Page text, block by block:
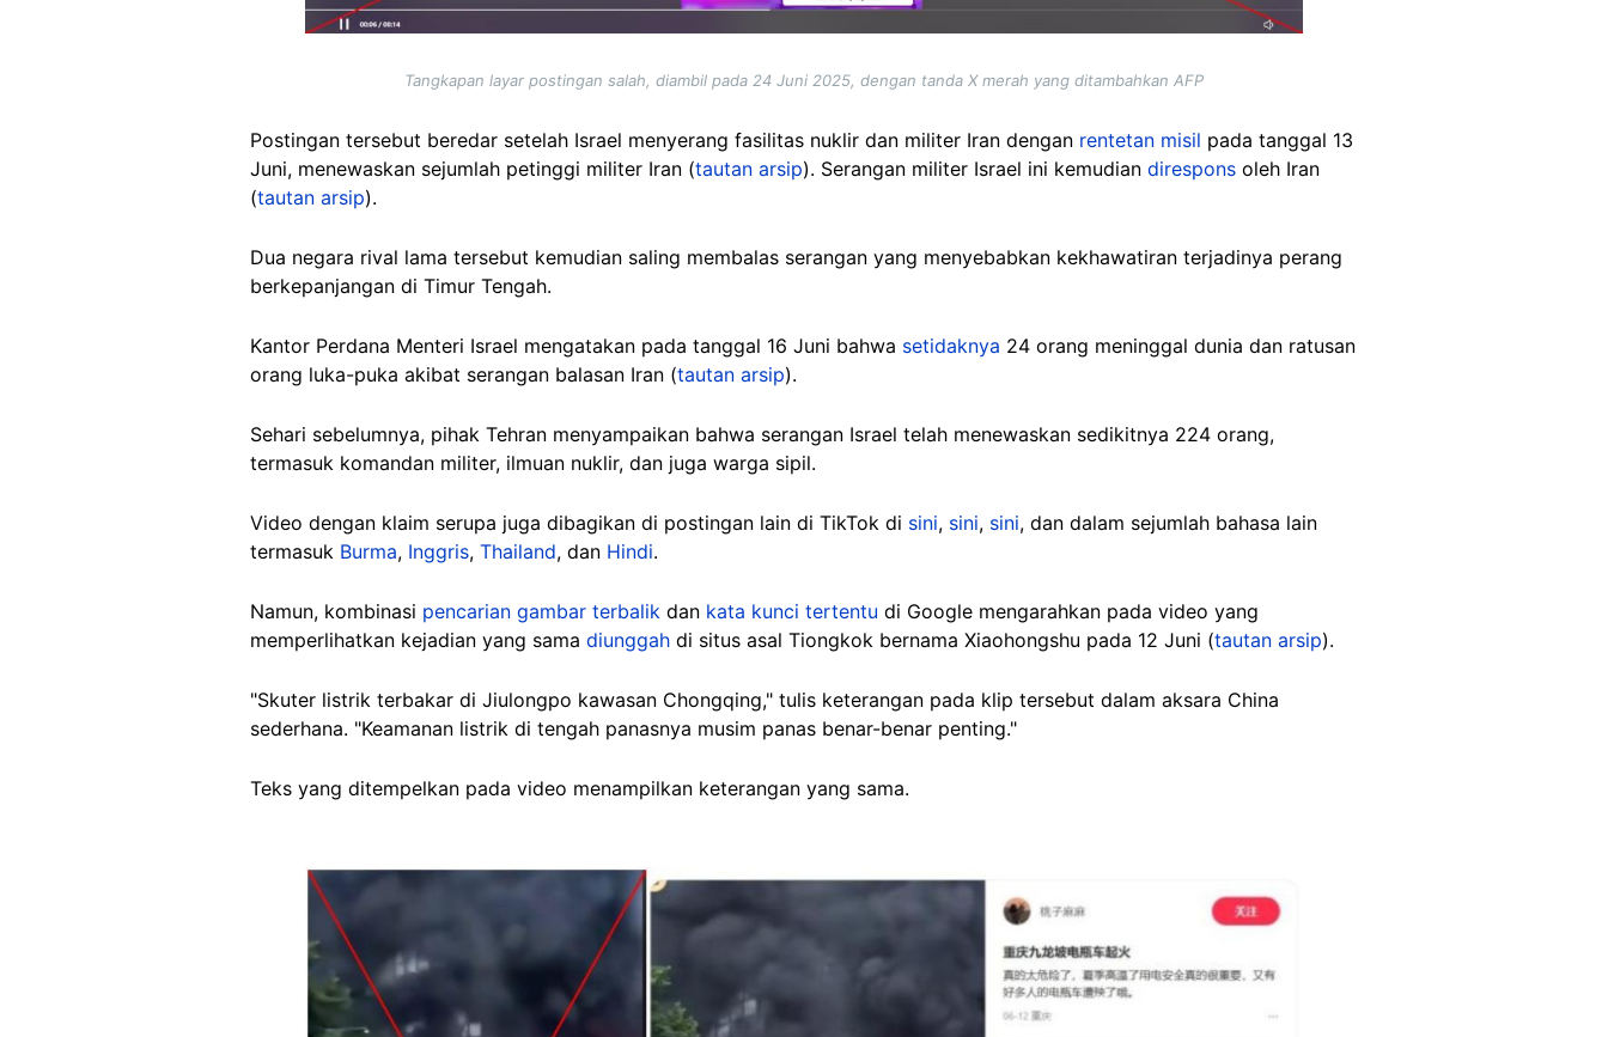
Tangkapan layar postingan salah, diambil pada 24 Juni 2025, dengan tanda X merah yang ditambahkan AFP
Postingan tersebut beredar setelah Israel menyerang fasilitas nuklir dan militer Iran dengan rentetan misil pada tanggal 13
Juni, menewaskan sejumlah petinggi militer Iran (tautan arsip). Serangan militer Israel ini kemudian direspons oleh Iran
(tautan arsip).
Dua negara rival lama tersebut kemudian saling membalas serangan yang menyebabkan kekhawatiran terjadinya perang
berkepanjangan di Timur Tengah.
Kantor Perdana Menteri Israel mengatakan pada tanggal 16 Juni bahwa setidaknya 24 orang meninggal dunia dan ratusan
orang luka-puka akibat serangan balasan Iran (tautan arsip).
Sehari sebelumnya, pihak Tehran menyampaikan bahwa serangan Israel telah menewaskan sedikitnya 224 orang,
termasuk komandan militer, ilmuan nuklir, dan juga warga sipil.
Video dengan klaim serupa juga dibagikan di postingan lain di TikTok di sini, sini, sini, dan dalam sejumlah bahasa lain
termasuk Burma, Inggris, Thailand, dan Hindi.
Namun, kombinasi pencarian gambar terbalik dan kata kunci tertentu di Google mengarahkan pada video yang
memperlihatkan kejadian yang sama diunggah di situs asal Tiongkok bernama Xiaohongshu pada 12 Juni (tautan arsip).
"Skuter listrik terbakar di Jiulongpo kawasan Chongqing," tulis keterangan pada klip tersebut dalam aksara China
sederhana. "Keamanan listrik di tengah panasnya musim panas benar-benar penting."
Teks yang ditempelkan pada video menampilkan keterangan yang sama.